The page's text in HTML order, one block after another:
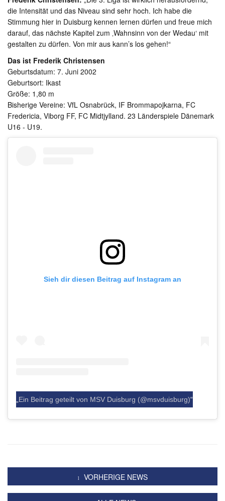
die Intensität und das Niveau sind sehr hoch. Ich habe die
Stimmung hier in Duisburg kennen lernen dürfen und freue mich
darauf, das nächste Kapitel zum ‚Wahnsinn von der Wedau‘ mit
gestalten zu dürfen. Von mir aus kann’s los gehen!“
Das ist Frederik Christensen
Geburtsdatum: 7. Juni 2002
Geburtsort: Ikast
Größe: 1,80 m
Bisherige Vereine: VfL Osnabrück, IF Brommapojkarna, FC
Fredericia, Viborg FF, FC Midtjylland. 23 Länderspiele Dänemark
U16 - U19.
Sieh dir diesen Beitrag auf Instagram an
Ein Beitrag geteilt von MSV Duisburg (@msvduisburg)
VORHERIGE NEWS